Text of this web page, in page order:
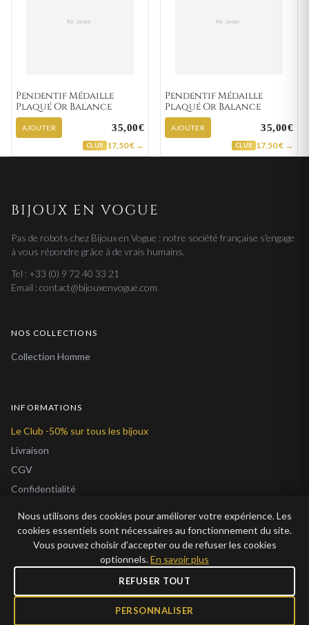
Pendentif Médaille
Plaqué Or Balance
AJOUTER 35,00€
CLUB 17,50 € →
Pendentif Médaille
Plaqué Or Balance
AJOUTER 35,00€
CLUB 17,50 € →
BIJOUX EN VOGUE
Pas de robots chez Bijoux en Vogue : notre société française s'engage
à vous répondre grâce à de vrais humains.
Tel : +33 (0) 9 72 40 33 21
Email : contact@bijouxenvogue.com
NOS COLLECTIONS
Collection Homme
INFORMATIONS
Le Club -50% sur tous les bijoux
Livraison
CGV
Confidentialité
À Propos
© 2026 Bijoux en Vogue. Tous droits réservés.
Nous utilisons des cookies pour améliorer votre expérience. Les
cookies essentiels sont nécessaires au fonctionnement du site.
Vous pouvez choisir d’accepter ou de refuser les cookies
optionnels.En savoir plus
REFUSER TOUT
PERSONNALISER